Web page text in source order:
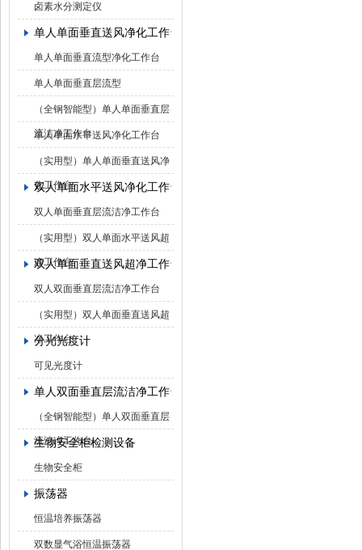
卤素水分测定仪
单人单面垂直送风净化工作台
单人单面垂直流型净化工作台
单人单面垂直层流型
（全钢智能型）单人单面垂直层
流洁净工作台
单人单面水平送风净化工作台
（实用型）单人单面垂直送风净
化工作台
双人单面水平送风净化工作台
双人单面垂直层流洁净工作台
（实用型）双人单面水平送风超
净工作台
双人单面垂直送风超净工作台
双人双面垂直层流洁净工作台
（实用型）双人单面垂直送风超
净工作台
分光光度计
可见光度计
单人双面垂直层流洁净工作台
（全钢智能型）单人双面垂直层
流洁净工作台
生物安全柜检测设备
生物安全柜
振荡器
恒温培养振荡器
双数显气浴恒温振荡器